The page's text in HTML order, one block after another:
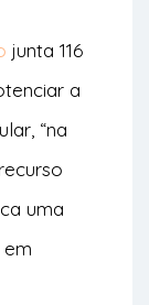
junta 116
a
“na
uma
em